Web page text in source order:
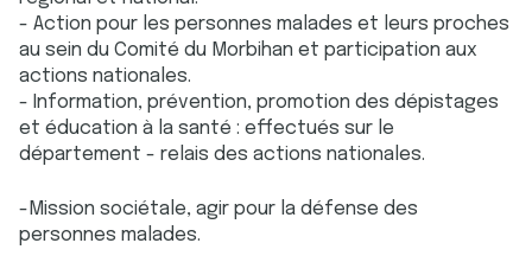
- Action pour les personnes malades et leurs proches
au sein du Comité du Morbihan et participation aux
actions nationales.
- Information, prévention, promotion des dépistages
et éducation à la santé : effectués sur le
département - relais des actions nationales.
-Mission sociétale, agir pour la défense des
personnes malades.